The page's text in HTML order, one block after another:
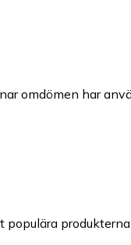
omdömen har
populära